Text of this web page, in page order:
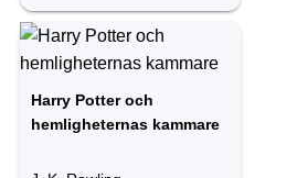
Harry Potter och
hemligheternas kammare